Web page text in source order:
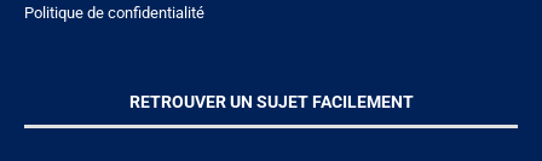
Politique de confidentialité
RETROUVER UN SUJET FACILEMENT